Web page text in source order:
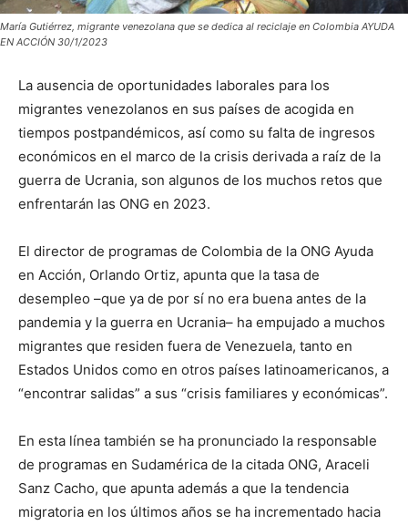
María Gutiérrez, migrante venezolana que se dedica al reciclaje en Colombia AYUDA
EN ACCIÓN 30/1/2023
La ausencia de oportunidades laborales para los
migrantes venezolanos en sus países de acogida en
tiempos postpandémicos, así como su falta de ingresos
económicos en el marco de la crisis derivada a raíz de la
guerra de Ucrania, son algunos de los muchos retos que
enfrentarán las ONG en 2023.
El director de programas de Colombia de la ONG Ayuda
en Acción, Orlando Ortiz, apunta que la tasa de
desempleo –que ya de por sí no era buena antes de la
pandemia y la guerra en Ucrania– ha empujado a muchos
migrantes que residen fuera de Venezuela, tanto en
Estados Unidos como en otros países latinoamericanos, a
“encontrar salidas” a sus “crisis familiares y económicas”.
En esta línea también se ha pronunciado la responsable
de programas en Sudamérica de la citada ONG, Araceli
Sanz Cacho, que apunta además a que la tendencia
migratoria en los últimos años se ha incrementado hacia